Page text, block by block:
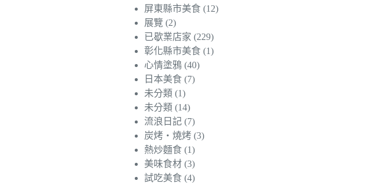
屏東縣市美食 (12)
展覽 (2)
已歇業店家 (229)
彰化縣市美食 (1)
心情塗鴉 (40)
日本美食 (7)
未分類 (1)
未分類 (14)
流浪日記 (7)
炭烤‧燒烤 (3)
熱炒麵食 (1)
美味食材 (3)
試吃美食 (4)